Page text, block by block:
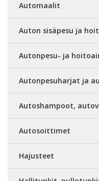
Automaalit
Auton sisäpesu ja
Autonpesu- ja
Autonpesuharjat ja
Autoshampoot,
Autosoittimet
Hajusteet